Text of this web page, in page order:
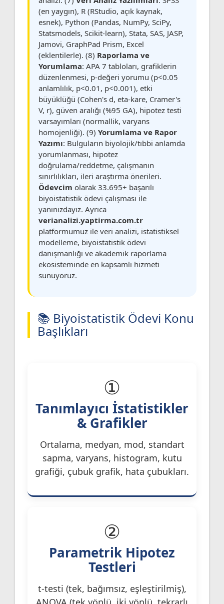
(en yaygın), R (RStudio, açık kaynak,
esnek), Python (Pandas, NumPy, SciPy,
Statsmodels, Scikit-learn), Stata, SAS, JASP,
Jamovi, GraphPad Prism, Excel
(eklentilerle). (8) Raporlama ve
Yorumlama: APA 7 tabloları, grafiklerin
düzenlenmesi, p-değeri yorumu (p<0.05
anlamlılık, p<0.01, p<0.001), etki
büyüklüğü (Cohen's d, eta-kare, Cramer's
V, r), güven aralığı (%95 GA), hipotez testi
varsayımları (normallik, varyans
homojenliği). (9) Yorumlama ve Rapor
Yazımı: Bulguların biyolojik/tıbbi anlamda
yorumlanması, hipotez
doğrulama/reddetme, çalışmanın
sınırlılıkları, ileri araştırma önerileri.
Ödevcim olarak 33.695+ başarılı
biyoistatistik ödevi çalışması ile
yanınızdayız. Ayrıca
verianalizi.yaptirma.com.tr
platformumuz ile veri analizi, istatistiksel
modelleme, biyoistatistik ödevi
danışmanlığı ve akademik raporlama
ekosisteminde en kapsamlı hizmeti
sunuyoruz.
📚 Biyoistatistik Ödevi Konu
Başlıkları
①
Tanımlayıcı İstatistikler
& Grafikler
Ortalama, medyan, mod, standart
sapma, varyans, histogram, kutu
grafiği, çubuk grafik, hata çubukları.
②
Parametrik Hipotez
Testleri
t-testi (tek, bağımsız, eşleştirilmiş),